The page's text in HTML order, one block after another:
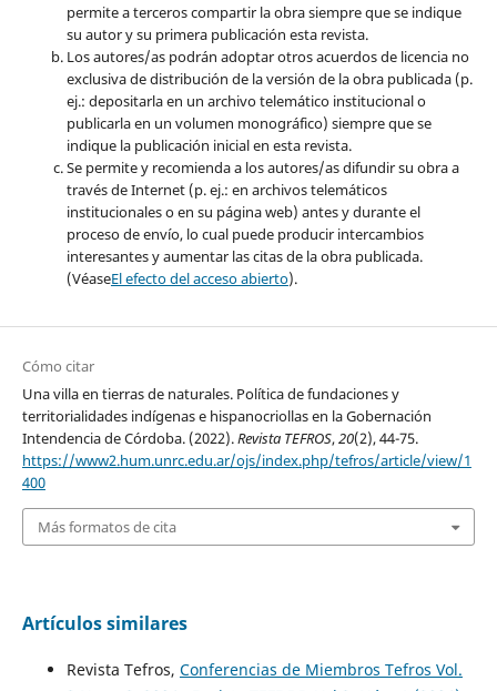
permite a terceros compartir la obra siempre que se indique
su autor y su primera publicación esta revista.
Los autores/as podrán adoptar otros acuerdos de licencia no
exclusiva de distribución de la versión de la obra publicada (p.
ej.: depositarla en un archivo telemático institucional o
publicarla en un volumen monográfico) siempre que se
indique la publicación inicial en esta revista.
Se permite y recomienda a los autores/as difundir su obra a
través de Internet (p. ej.: en archivos telemáticos
institucionales o en su página web) antes y durante el
proceso de envío, lo cual puede producir intercambios
interesantes y aumentar las citas de la obra publicada.
(VéaseEl efecto del acceso abierto).
Cómo citar
Una villa en tierras de naturales. Política de fundaciones y
territorialidades indígenas e hispanocriollas en la Gobernación
Intendencia de Córdoba. (2022).Revista TEFROS,20(2), 44-75.
https://www2.hum.unrc.edu.ar/ojs/index.php/tefros/article/view/1
400
Más formatos de cita
Artículos similares
Revista Tefros, Conferencias de Miembros Tefros Vol.